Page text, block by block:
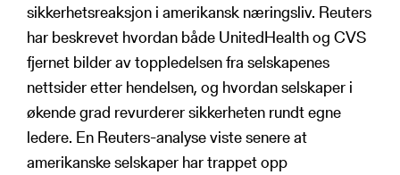
sikkerhetsreaksjon i amerikansk næringsliv. Reuters
har beskrevet hvordan både UnitedHealth og CVS
fjernet bilder av toppledelsen fra selskapenes
nettsider etter hendelsen, og hvordan selskaper i
økende grad revurderer sikkerheten rundt egne
ledere. En Reuters-analyse viste senere at
amerikanske selskaper har trappet opp